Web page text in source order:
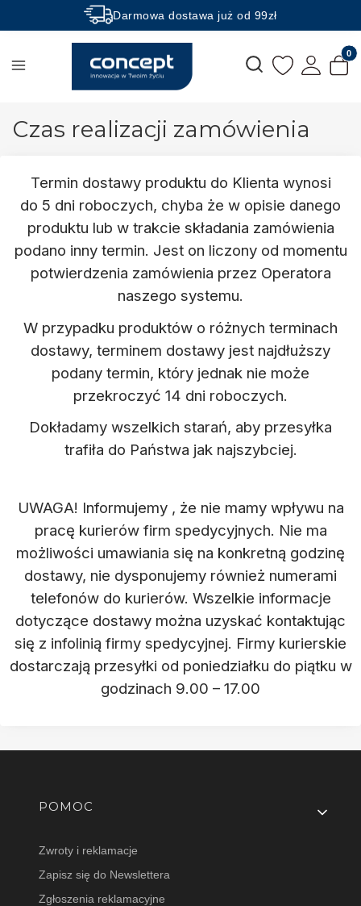
Darmowa dostawa już od 99zł
Rabaty -50% na wybrane produkty
Otwórz wyszukiwarkę
Czas realizacji zamówienia
Termin dostawy produktu do Klienta wynosi
do 5 dni roboczych, chyba że w opisie danego
produktu lub w trakcie składania zamówienia
podano inny termin. Jest on liczony od momentu
potwierdzenia zamówienia przez Operatora
naszego systemu.
W przypadku produktów o różnych terminach
dostawy, terminem dostawy jest najdłuższy
podany termin, który jednak nie może
przekroczyć 14 dni roboczych.
Dokładamy wszelkich starań, aby przesyłka
trafiła do Państwa jak najszybciej.
UWAGA! Informujemy , że nie mamy wpływu na
pracę kurierów firm spedycyjnych. Nie ma
możliwości umawiania się na konkretną godzinę
dostawy, nie dysponujemy również numerami
telefonów do kurierów. Wszelkie informacje
dotyczące dostawy można uzyskać kontaktując
się z infolinią firmy spedycyjnej. Firmy kurierskie
dostarczają przesyłki od poniedziałku do piątku w
godzinach 9.00 – 17.00
Linki w stopce
POMOC
Zwroty i reklamacje
Zapisz się do Newslettera
Zgłoszenia reklamacyjne